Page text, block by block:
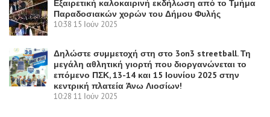
Εξαιρετική καλοκαιρινή εκδήλωση από το Τμήμα
Παραδοσιακών χορών του Δήμου Φυλής
10:38 15 Ιούν 2025
Δηλώστε συμμετοχή στη στο 3on3 streetball. Τη
μεγάλη αθλητική γιορτή που διοργανώνεται το
επόμενο ΠΣΚ, 13-14 και 15 Ιουνίου 2025 στην
κεντρική πλατεία Άνω Λιοσίων!
10:28 11 Ιούν 2025